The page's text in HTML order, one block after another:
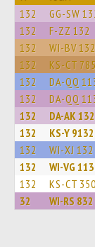
132 GG-SW
132 F-ZZ 132
132 WI-BV 132
132 KS-CT 785
132 DA-QQ
132 DA-QQ
132 DA-AK 132
132 KS-Y 9132
132 WI-XJ 132
132 WI-VG
132 KS-CT 350
32 WI-RS 832